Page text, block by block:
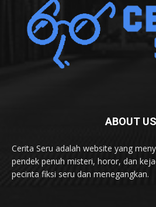
ABOUT US
Cerita Seru adalah website yang
pendek penuh misteri, horor, dan
pecinta fiksi seru dan menegangkan.